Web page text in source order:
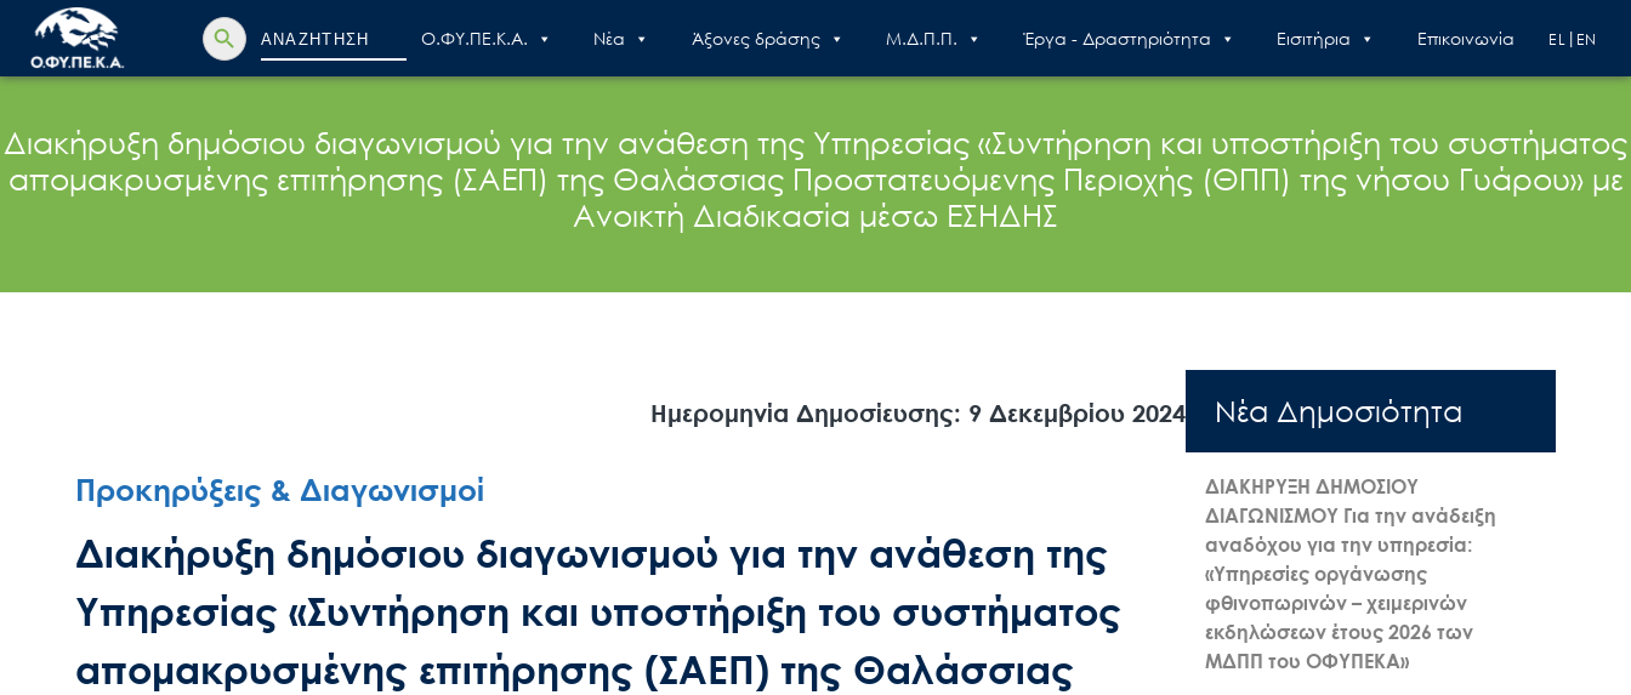
Search
for:
Search Button
Ο.ΦΥ.ΠΕ.Κ.Α. Nέα Άξονες δράσης Μ.Δ.Π.Π. Έργα - Δραστηριότητα Εισιτήρια Επικοινωνία EN
EL
Διακήρυξη δημόσιου διαγωνισμού για την ανάθεση της Υπηρεσίας «Συντήρηση και υποστήριξη του συστήματος
απομακρυσμένης επιτήρησης (ΣΑΕΠ) της Θαλάσσιας Προστατευόμενης Περιοχής (ΘΠΠ) της νήσου Γυάρου» με
Ανοικτή Διαδικασία μέσω ΕΣΗΔΗΣ
Ημερομηνία Δημοσίευσης: 9 Δεκεμβρίου 2024
Προκηρύξεις & Διαγωνισμοί
Διακήρυξη δημόσιου διαγωνισμού για την ανάθεση της
Υπηρεσίας «Συντήρηση και υποστήριξη του συστήματος
απομακρυσμένης επιτήρησης (ΣΑΕΠ) της Θαλάσσιας
Nέα Δημοσιότητα
ΔΙΑΚΗΡΥΞΗ ΔΗΜΟΣΙΟΥ
ΔΙΑΓΩΝΙΣΜΟΥ Για την ανάδειξη
αναδόχου για την υπηρεσία:
«Υπηρεσίες οργάνωσης
φθινοπωρινών – χειμερινών
εκδηλώσεων έτους 2026 των
ΜΔΠΠ του ΟΦΥΠΕΚΑ»